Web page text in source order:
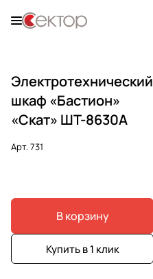
Электротехнический
шкаф «Бастион»
«Скат» ШТ-8630А
Арт.731
В корзину
Купить в 1 клик